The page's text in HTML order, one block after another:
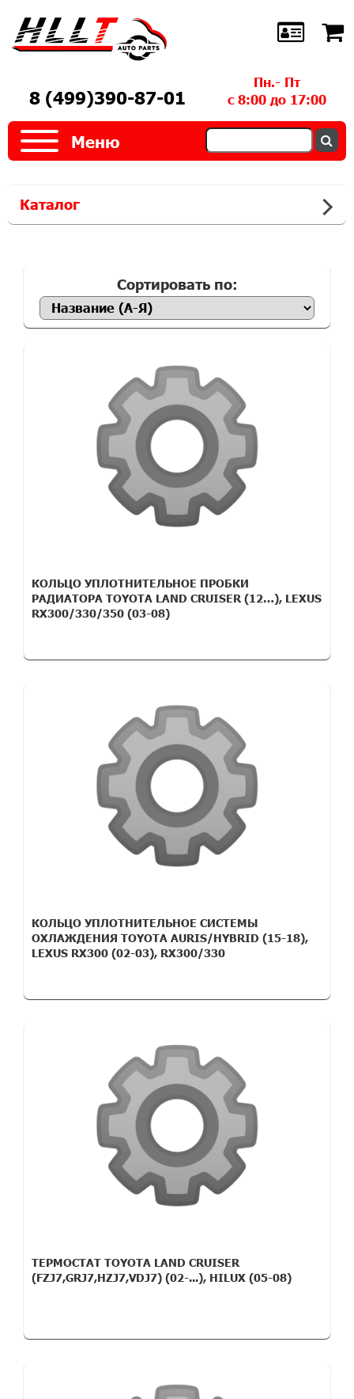
8 (499)390-87-01
Пн.- Пт
с 8:00 до 17:00
Меню
Каталог
Сортировать по:
КОЛЬЦО УПЛОТНИТЕЛЬНОЕ ПРОБКИ
РАДИАТОРА TOYOTA LAND CRUISER (12…), LEXUS
RX300/330/350 (03-08)
КОЛЬЦО УПЛОТНИТЕЛЬНОЕ СИСТЕМЫ
ОХЛАЖДЕНИЯ TOYOTA AURIS/HYBRID (15-18),
LEXUS RX300 (02-03), RX300/330
ТЕРМОСТАТ TOYOTA LAND CRUISER
(FZJ7,GRJ7,HZJ7,VDJ7) (02-...), HILUX (05-08)